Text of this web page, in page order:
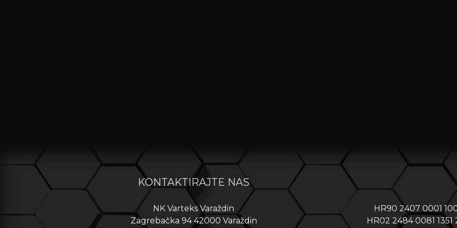
KONTAKTIRAJTE NAS
NK Varteks Varaždin
Zagrebačka 94 42000 Varaždin
HR90 2407 0001
HR02 2484 0081 1351